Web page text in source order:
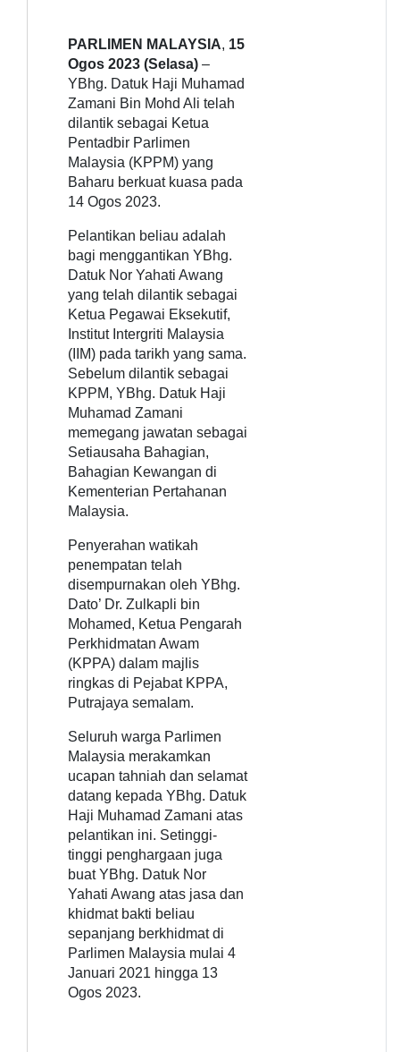
PARLIMEN MALAYSIA, 15
Ogos 2023 (Selasa) –
YBhg. Datuk Haji Muhamad
Zamani Bin Mohd Ali telah
dilantik sebagai Ketua
Pentadbir Parlimen
Malaysia (KPPM) yang
Baharu berkuat kuasa pada
14 Ogos 2023.
Pelantikan beliau adalah
bagi menggantikan YBhg.
Datuk Nor Yahati Awang
yang telah dilantik sebagai
Ketua Pegawai Eksekutif,
Institut Intergriti Malaysia
(IIM) pada tarikh yang sama.
Sebelum dilantik sebagai
KPPM, YBhg. Datuk Haji
Muhamad Zamani
memegang jawatan sebagai
Setiausaha Bahagian,
Bahagian Kewangan di
Kementerian Pertahanan
Malaysia.
Penyerahan watikah
penempatan telah
disempurnakan oleh YBhg.
Dato’ Dr. Zulkapli bin
Mohamed, Ketua Pengarah
Perkhidmatan Awam
(KPPA) dalam majlis
ringkas di Pejabat KPPA,
Putrajaya semalam.
Seluruh warga Parlimen
Malaysia merakamkan
ucapan tahniah dan selamat
datang kepada YBhg. Datuk
Haji Muhamad Zamani atas
pelantikan ini. Setinggi-
tinggi penghargaan juga
buat YBhg. Datuk Nor
Yahati Awang atas jasa dan
khidmat bakti beliau
sepanjang berkhidmat di
Parlimen Malaysia mulai 4
Januari 2021 hingga 13
Ogos 2023.